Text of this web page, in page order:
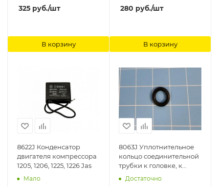
325 руб./шт
В корзину
280 руб./шт
В корзину
8622J Конденсатор
двигателя компрессора
1205, 1206, 1225, 1226 Jas
Мало
8063J Уплотнительное
кольцо соединительной
трубки к головке, к
компрессору 1223, 1225,
1226, 1228 Jas
Достаточно